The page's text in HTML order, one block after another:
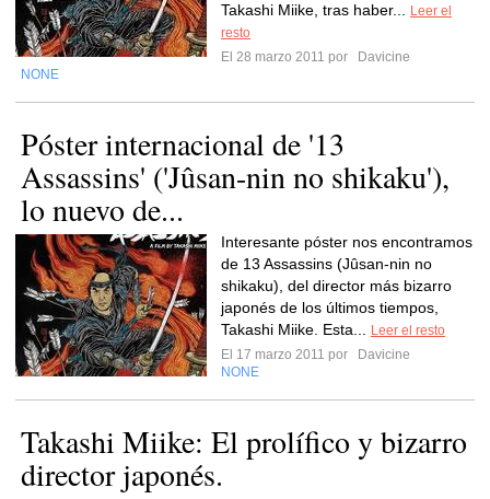
Takashi Miike, tras haber...
Leer el
resto
El 28 marzo 2011 por
Davicine
NONE
Póster internacional de '13
Assassins' ('Jûsan-nin no shikaku'),
lo nuevo de...
Interesante póster nos encontramos
de 13 Assassins (Jûsan-nin no
shikaku), del director más bizarro
japonés de los últimos tiempos,
Takashi Miike. Esta...
Leer el resto
El 17 marzo 2011 por
Davicine
NONE
Takashi Miike: El prolífico y bizarro
director japonés.